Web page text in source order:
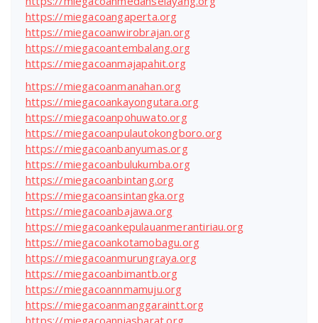
https://miegacoangaperta.org
https://miegacoanwirobrajan.org
https://miegacoantembalang.org
https://miegacoanmajapahit.org
https://miegacoanmanahan.org
https://miegacoankayongutara.org
https://miegacoanpohuwato.org
https://miegacoanpulautokongboro.org
https://miegacoanbanyumas.org
https://miegacoanbulukumba.org
https://miegacoanbintang.org
https://miegacoansintangka.org
https://miegacoanbajawa.org
https://miegacoankepulauanmerantiriau.org
https://miegacoankotamobagu.org
https://miegacoanmurungraya.org
https://miegacoanbimantb.org
https://miegacoannmamuju.org
https://miegacoanmanggaraintt.org